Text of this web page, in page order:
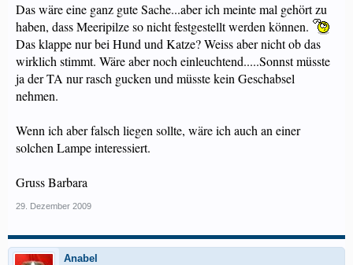
Das wäre eine ganz gute Sache...aber ich meinte mal gehört zu
haben, dass Meeripilze so nicht festgestellt werden können.
Das klappe nur bei Hund und Katze? Weiss aber nicht ob das
wirklich stimmt. Wäre aber noch einleuchtend.....Sonnst müsste
ja der TA nur rasch gucken und müsste kein Geschabsel
nehmen.
Wenn ich aber falsch liegen sollte, wäre ich auch an einer
solchen Lampe interessiert.
Gruss Barbara
29. Dezember 2009
Anabel